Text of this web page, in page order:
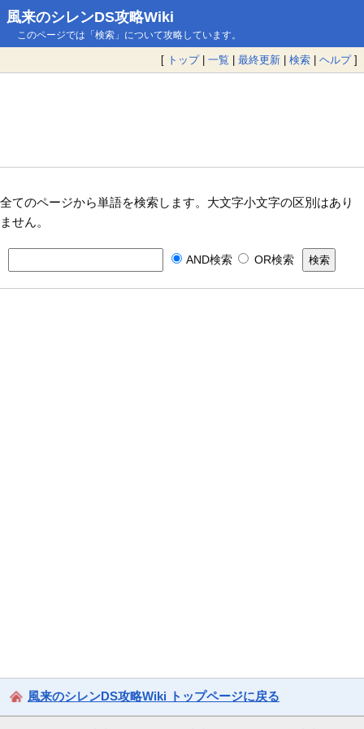
風来のシレンDS攻略Wiki
このページでは「検索」について攻略しています。
[ トップ| 一覧 | 最終更新 | 検索 | ヘルプ]
全てのページから単語を検索します。大文字小文字の区別はあり
ません。
AND検索 OR検索
風来のシレンDS攻略Wiki トップページに戻る